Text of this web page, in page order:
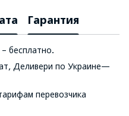
Гарантия
бесплатно.
Деливери по Украине—
перевозчика